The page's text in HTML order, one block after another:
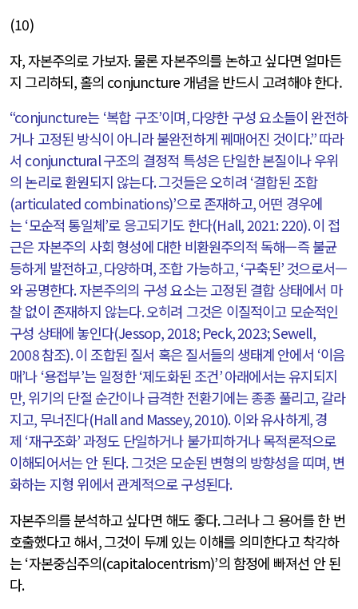
(10)
자,자본주의로 가보자.물론 자본주의를 논하고 싶다면 얼마든
지 그리하되, 홀의 conjuncture 개념을 반드시 고려해야 한다.
“conjuncture는 ‘복합 구조’이며,다양한 구성 요소들이 완전하
거나 고정된 방식이 아니라 불완전하게 꿰매어진 것이다.”따라
서 conjunctural구조의 결정적 특성은 단일한 본질이나 우위
의 논리로 환원되지 않는다.그것들은 오히려 ‘결합된 조합
(articulated combinations)’으로 존재하고,어떤 경우에
는‘모순적 통일체’로 응고되기도 한다(Hall, 2021: 220).이 접
근은 자본주의 사회 형성에 대한 비환원주의적 독해—즉 불균
등하게 발전하고,다양하며,조합 가능하고, ‘구축된’것으로서—
와 공명한다.자본주의의 구성 요소는 고정된 결합 상태에서 마
찰 없이 존재하지 않는다.오히려 그것은 이질적이고 모순적인
구성 상태에 놓인다(Jessop, 2018; Peck, 2023; Sewell,
2008참조).이 조합된 질서 혹은 질서들의 생태계 안에서 ‘이음
매’나 ‘용접부’는 일정한‘제도화된 조건’아래에서는 유지되지
만, 위기의 단절 순간이나 급격한 전환기에는 종종 풀리고, 갈라
지고, 무너진다(Hall and Massey, 2010).이와 유사하게,경
제 ‘재구조화’과정도 단일하거나 불가피하거나 목적론적으로
이해되어서는 안 된다.그것은 모순된 변형의 방향성을 띠며, 변
화하는 지형 위에서 관계적으로 구성된다.
자본주의를 분석하고 싶다면 해도 좋다.그러나 그 용어를 한 번
호출했다고 해서,그것이 두께 있는 이해를 의미한다고 착각하
는‘자본중심주의(capitalocentrism)’의 함정에 빠져선 안 된
다.